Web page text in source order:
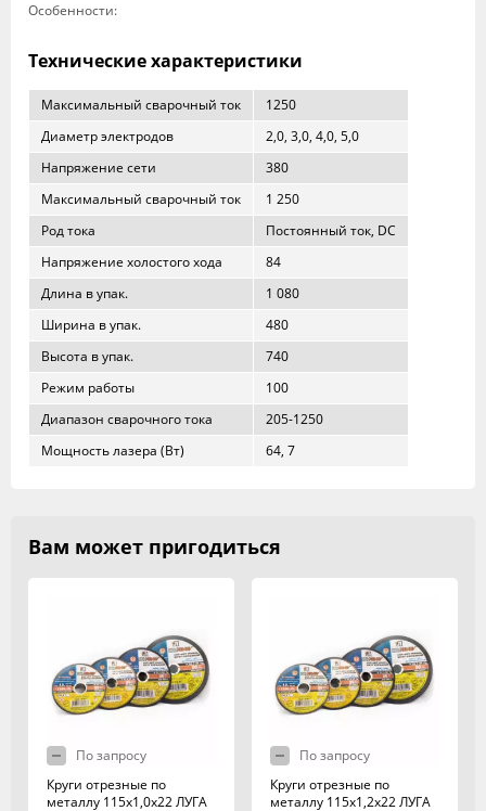
Особенности:
Технические характеристики
Максимальный сварочный ток
1250
Диаметр электродов
2,0, 3,0, 4,0, 5,0
Напряжение сети
380
Максимальный сварочный ток
1 250
Род тока
Постоянный ток, DC
Напряжение холостого хода
84
Длина в упак.
1 080
Ширина в упак.
480
Высота в упак.
740
Режим работы
100
Диапазон сварочного тока
205-1250
Мощность лазера (Вт)
64, 7
Вам может пригодиться
По запросу
Круги отрезные по
металлу 115х1,0х22 ЛУГА
По запросу
Круги отрезные по
металлу 115х1,2х22 ЛУГА